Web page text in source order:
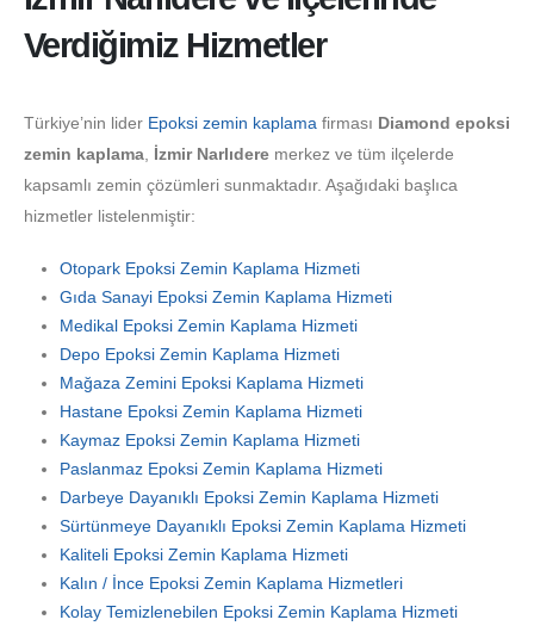
Verdiğimiz Hizmetler
Türkiye’nin lider Epoksi zemin kaplama firması Diamond epoksi
zemin kaplama, İzmir Narlıdere merkez ve tüm ilçelerde
kapsamlı zemin çözümleri sunmaktadır. Aşağıdaki başlıca
hizmetler listelenmiştir:
Otopark Epoksi Zemin Kaplama Hizmeti
Gıda Sanayi Epoksi Zemin Kaplama Hizmeti
Medikal Epoksi Zemin Kaplama Hizmeti
Depo Epoksi Zemin Kaplama Hizmeti
Mağaza Zemini Epoksi Kaplama Hizmeti
Hastane Epoksi Zemin Kaplama Hizmeti
Kaymaz Epoksi Zemin Kaplama Hizmeti
Paslanmaz Epoksi Zemin Kaplama Hizmeti
Darbeye Dayanıklı Epoksi Zemin Kaplama Hizmeti
Sürtünmeye Dayanıklı Epoksi Zemin Kaplama Hizmeti
Kaliteli Epoksi Zemin Kaplama Hizmeti
Kalın / İnce Epoksi Zemin Kaplama Hizmetleri
Kolay Temizlenebilen Epoksi Zemin Kaplama Hizmeti